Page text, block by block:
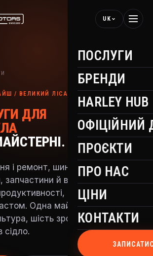
UK
ПОСЛУГИ
БРЕНДИ
HARLEY HUB
ОФІЦІЙНИЙ
ПРОЄКТИ
ПРО НАС
ЦІНИ
КОНТАКТИ
/ ВЕЛИКИЙ ЛІСАБОН
ДЛЯ
і ремонт, шиномонтаж і
запчастини й витратники,
передкупівельна
Одна майстерня, одна
шість зрозумілих шляхів
сідло.